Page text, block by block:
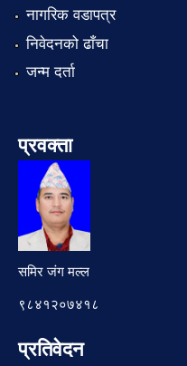
नागरिक वडापत्र
निवेदनको ढाँचा
जन्म दर्ता
प्रवक्ता
समिर जंग मल्ल
९८४१२०७४१८
प्रतिवेदन